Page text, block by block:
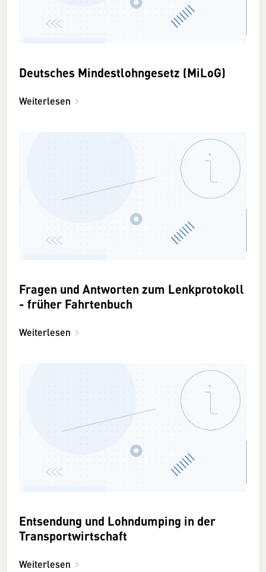
Deutsches Mindestlohngesetz (MiLoG)
Weiterlesen
Fragen und Antworten zum Lenkprotokoll
- früher Fahrtenbuch
Weiterlesen
Entsendung und Lohndumping in der
Transportwirtschaft
Weiterlesen